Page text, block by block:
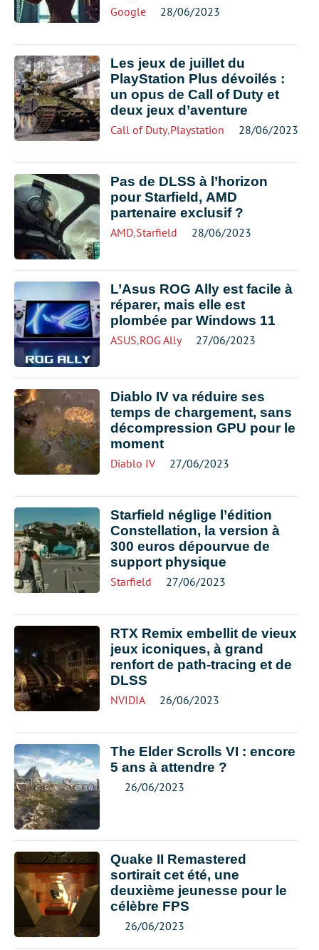
Google 28/06/2023
Les jeux de juillet du
PlayStation Plus dévoilés :
un opus de Call of Duty et
deux jeux d’aventure
Call of Duty,Playstation 28/06/2023
Pas de DLSS à l’horizon
pour Starfield, AMD
partenaire exclusif ?
AMD,Starfield 28/06/2023
L’Asus ROG Ally est facile à
réparer, mais elle est
plombée par Windows 11
ASUS,ROG Ally 27/06/2023
Diablo IV va réduire ses
temps de chargement, sans
décompression GPU pour le
moment
Diablo IV 27/06/2023
Starfield néglige l’édition
Constellation, la version à
300 euros dépourvue de
support physique
Starfield 27/06/2023
RTX Remix embellit de vieux
jeux iconiques, à grand
renfort de path-tracing et de
DLSS
NVIDIA 26/06/2023
The Elder Scrolls VI : encore
5 ans à attendre ?
26/06/2023
Quake II Remastered
sortirait cet été, une
deuxième jeunesse pour le
célèbre FPS
26/06/2023